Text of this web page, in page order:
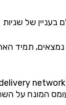
של שניות
תמיד
המונח על